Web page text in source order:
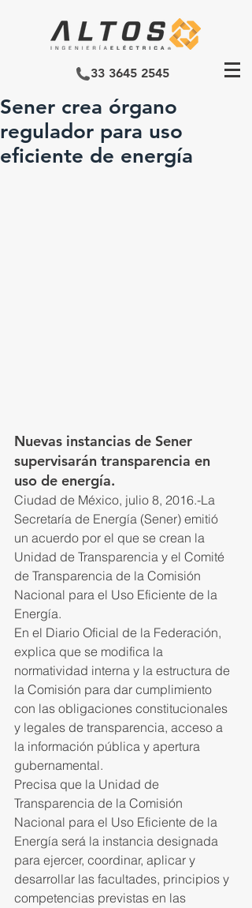
33 3645 2545
Sener crea órgano
regulador para uso
eficiente de energía
Nuevas instancias de Sener
supervisarán transparencia en
uso de energía.
Ciudad de México, julio 8, 2016.-La
Secretaría de Energía (Sener) emitió
un acuerdo por el que se crean la
Unidad de Transparencia y el Comité
de Transparencia de la Comisión
Nacional para el Uso Eficiente de la
Energía.
En el Diario Oficial de la Federación,
explica que se modifica la
normatividad interna y la estructura de
la Comisión para dar cumplimiento
con las obligaciones constitucionales
y legales de transparencia, acceso a
la información pública y apertura
gubernamental.
Precisa que la Unidad de
Transparencia de la Comisión
Nacional para el Uso Eficiente de la
Energía será la instancia designada
para ejercer, coordinar, aplicar y
desarrollar las facultades, principios y
competencias previstas en las